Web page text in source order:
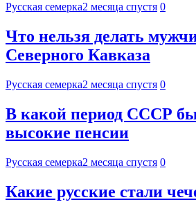
Русская семерка2 месяца спустя 0
Что нельзя делать
Северного Кавказа
Русская семерка2 месяца спустя 0
В какой период СССР
высокие пенсии
Русская семерка2 месяца спустя 0
Какие русские стали